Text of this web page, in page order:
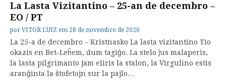
La Lasta Vizitantino – 25-an de decembro –
EO / PT
por VITOR LUIZ em 28 de novembro de 2020
La 25-a de decembro – Kristnasko La lasta vizitantino Tio
okazis en Bet-Leĥem, dum tagiĝo. La stelo ĵus malaperis,
la lasta pilgrimanto jam eliris la stalon, la Virgulino estis
aranĝinta la ŝtofetojn sur la pajlo…